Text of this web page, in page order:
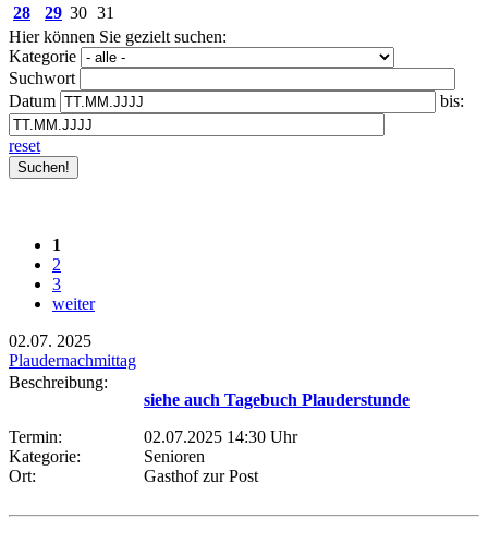
28
29 30 31
Hier können Sie gezielt suchen:
Kategorie
Suchwort
Datum
bis:
reset
1
2
3
weiter
02.07. 2025
Plaudernachmittag
Beschreibung:
siehe auch Tagebuch Plauderstunde
Termin:
02.07.2025 14:30 Uhr
Kategorie:
Senioren
Ort:
Gasthof zur Post